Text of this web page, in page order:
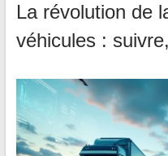
La révolution de
véhicules :